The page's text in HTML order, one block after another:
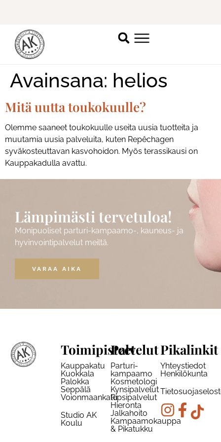
Ilmoittaudu mukaan ripsienpidennyskoulutukseen.
Avainsana: helios
Mitä uutta toukokuulle?
Olemme saaneet toukokuulle useita uusia tuotteita ja
muutamia uusia palveluita, kuten Repêchagen
syväkosteuttavan kasvohoidon. Myös terassikausi on
Kauppakadulla avattu.
Lämpimästi tervetuloa!
Monipuoliset parturi-kampaamo-, kauneus- ja
hyvinvointipalvelut meiltä.
VARAA AIKA
Toimipisteet
Kauppakatu
Kuokkala
Palokka
Seppälä
Voionmaankatu
Studio AK
Koulu
Palvelut
Parturi-
kampaamo
Kosmetologi
Kynsipalvelut
Ripsipalvelut
Hieronta
Jalkahoito
Kampaamokauppa
& Pikatukku
Pikalinkit
Yhteystiedot
Henkilökunta